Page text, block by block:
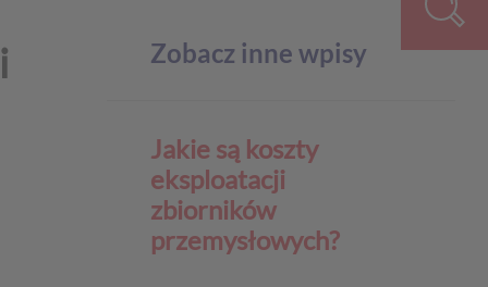
Zobacz inne wpisy
Jakie są koszty
eksploatacji
zbiorników
przemysłowych?